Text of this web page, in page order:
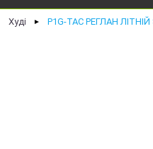
Худі ► P1G-TAC РЕГЛАН ЛІТНІЙ